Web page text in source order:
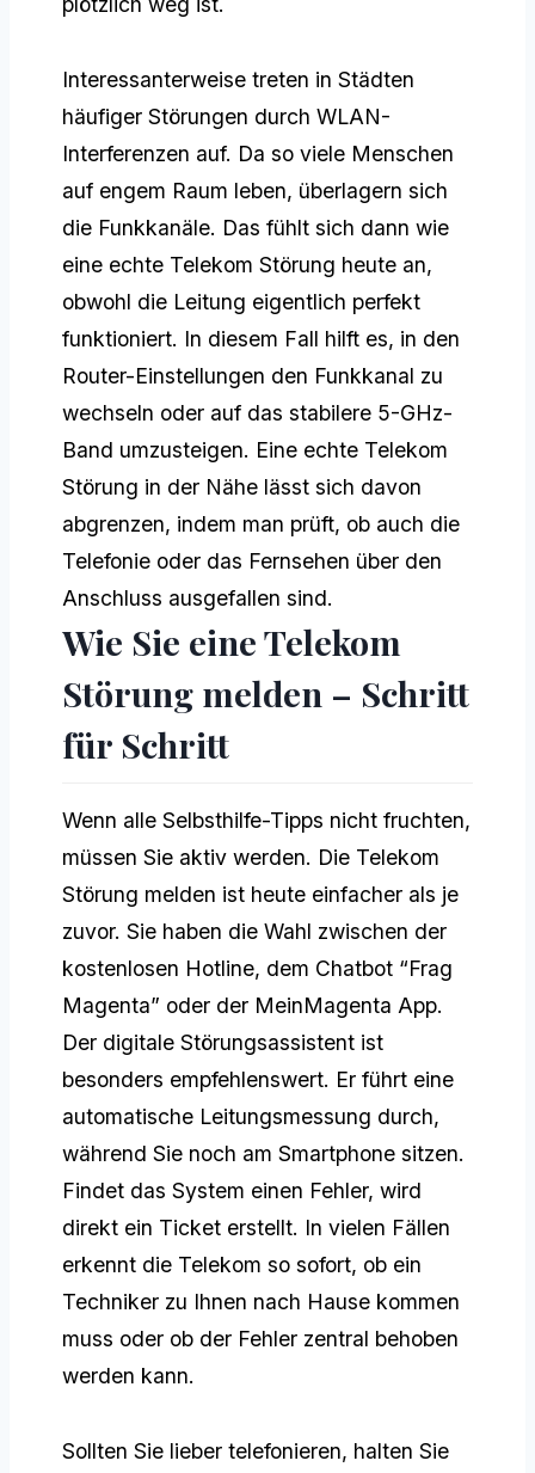
Interessanterweise treten in Städten
häufiger Störungen durch WLAN-
Interferenzen auf. Da so viele Menschen
auf engem Raum leben, überlagern sich
die Funkkanäle. Das fühlt sich dann wie
eine echte Telekom Störung heute an,
obwohl die Leitung eigentlich perfekt
funktioniert. In diesem Fall hilft es, in den
Router-Einstellungen den Funkkanal zu
wechseln oder auf das stabilere 5-GHz-
Band umzusteigen. Eine echte Telekom
Störung in der Nähe lässt sich davon
abgrenzen, indem man prüft, ob auch die
Telefonie oder das Fernsehen über den
Anschluss ausgefallen sind.
Wie Sie eine Telekom
Störung melden – Schritt
für Schritt
Wenn alle Selbsthilfe-Tipps nicht fruchten,
müssen Sie aktiv werden. Die Telekom
Störung melden ist heute einfacher als je
zuvor. Sie haben die Wahl zwischen der
kostenlosen Hotline, dem Chatbot “Frag
Magenta” oder der MeinMagenta App.
Der digitale Störungsassistent ist
besonders empfehlenswert. Er führt eine
automatische Leitungsmessung durch,
während Sie noch am Smartphone sitzen.
Findet das System einen Fehler, wird
direkt ein Ticket erstellt. In vielen Fällen
erkennt die Telekom so sofort, ob ein
Techniker zu Ihnen nach Hause kommen
muss oder ob der Fehler zentral behoben
werden kann.
Sollten Sie lieber telefonieren, halten Sie